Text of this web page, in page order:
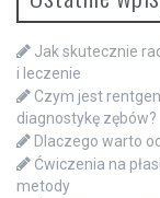
Jak skutecznie
i leczenie
Czym jest
diagnostykę zębów?
Dlaczego warto
Ćwiczenia na
metody